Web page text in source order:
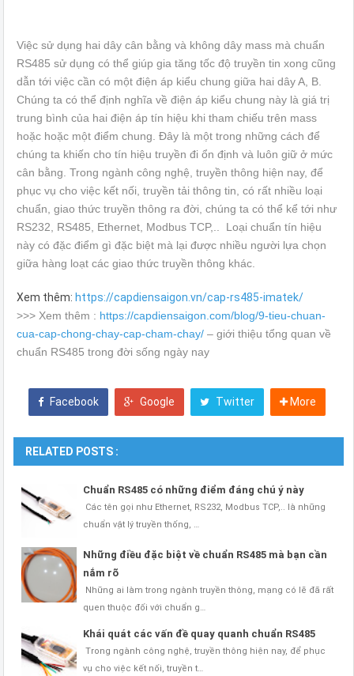
Việc sử dụng hai dây cân bằng và không dây mass mà chuẩn
RS485 sử dụng có thể giúp gia tăng tốc độ truyền tin xong cũng
dẫn tới việc cần có một điện áp kiểu chung giữa hai dây A, B.
Chúng ta có thể định nghĩa về điện áp kiểu chung này là giá trị
trung bình của hai điện áp tín hiệu khi tham chiếu trên mass
hoặc hoặc một điểm chung. Đây là một trong những cách để
chúng ta khiến cho tín hiệu truyền đi ổn định và luôn giữ ở mức
cân bằng. Trong ngành công nghệ, truyền thông hiện nay, để
phục vụ cho việc kết nối, truyền tải thông tin, có rất nhiều loại
chuẩn, giao thức truyền thông ra đời, chúng ta có thể kể tới như
RS232, RS485, Ethernet, Modbus TCP,.. Loại chuẩn tín hiệu
này có đặc điểm gì đặc biệt mà lại được nhiều người lựa chọn
giữa hàng loạt các giao thức truyền thông khác.
Xem thêm: https://capdiensaigon.vn/cap-rs485-imatek/
>>> Xem thêm : https://capdiensaigon.com/blog/9-tieu-chuan-
cua-cap-chong-chay-cap-cham-chay/ – giới thiệu tổng quan về
chuẩn RS485 trong đời sống ngày nay
Facebook Google Twitter More
RELATED POSTS :
Chuẩn RS485 có những điểm đáng chú ý này
Các tên gọi như Ethernet, RS232, Modbus TCP,.. là những
chuẩn vật lý truyền thống, …
Những điều đặc biệt về chuẩn RS485 mà bạn cần
nắm rõ
Những ai làm trong ngành truyền thông, mạng có lẽ đã rất
quen thuộc đối với chuẩn g…
Khái quát các vấn đề quay quanh chuẩn RS485
Trong ngành công nghệ, truyền thông hiện nay, để phục
vụ cho việc kết nối, truyền t…